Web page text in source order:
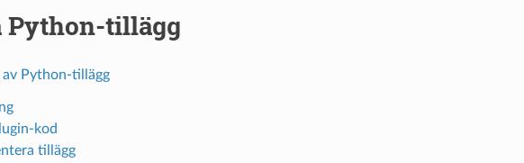
Python-tillägg
Python-tillägg
kod
tillägg